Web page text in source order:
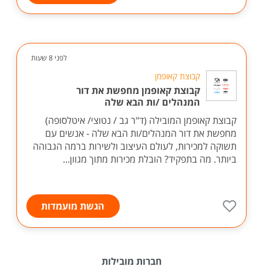
לפני 8 שעות
קבוצת קאופמן
קבוצת קאופמן מחפשת את דור
המנהלים /ות הבא שלה
קבוצת קאופמן המובילה (ד"ר גב / נטוצי/ איטלסופה)
מחפשת את דור המנהלים/ות הבא שלה - אנשים עם
תשוקה למכירות, לעולם העיצוב ולשירות ברמה הגבוהה
ביותר. מה בתפקיד? הובלת מכירות מתוך מגוון...
הגשת מועמדות
חברות מובילות